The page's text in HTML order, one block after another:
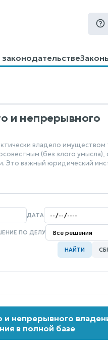
и непрерывного
владело имуществом
(без злого умысла),
Это важный юридический
ДАТА
ПО ДЕЛУ
НАЙТИ
и непрерывного
в полной базе